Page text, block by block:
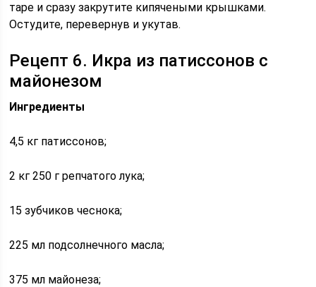
таре и сразу закрутите кипячеными крышками.
Остудите, перевернув и укутав.
Рецепт 6. Икра из патиссонов с
майонезом
Ингредиенты
4,5 кг патиссонов;
2 кг 250 г репчатого лука;
15 зубчиков чеснока;
225 мл подсолнечного масла;
375 мл майонеза;